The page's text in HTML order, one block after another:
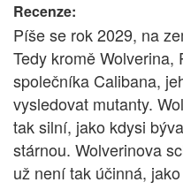
Recenze:
Píše se rok 2029, na
Tedy kromě Wolverina,
společníka Calibana,
vysledovat mutanty.
tak silní, jako kdysi
stárnou. Wolverinova
už není tak účinná,